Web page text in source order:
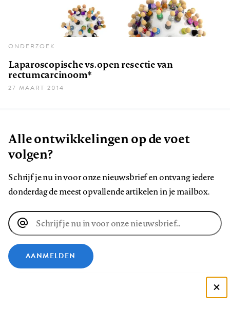
ONDERZOEK
Laparoscopische vs. open resectie van
rectumcarcinoom*
27 MAART 2014
Alle ontwikkelingen op de voet
volgen?
Schrijf je nu in voor onze nieuwsbrief en ontvang iedere
donderdag de meest opvallende artikelen in je mailbox.
E-
mailadres
AANMELDEN